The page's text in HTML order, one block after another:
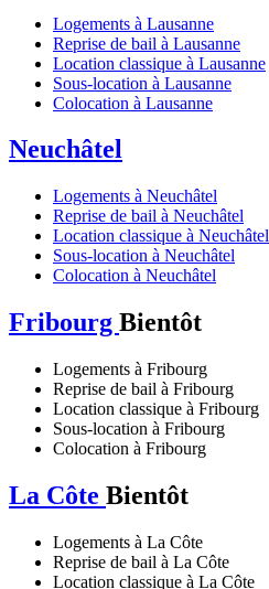
Logements à Lausanne
Reprise de bail à Lausanne
Location classique à Lausanne
Sous-location à Lausanne
Colocation à Lausanne
Neuchâtel
Logements à Neuchâtel
Reprise de bail à Neuchâtel
Location classique à Neuchâtel
Sous-location à Neuchâtel
Colocation à Neuchâtel
Fribourg Bientôt
Logements à Fribourg
Reprise de bail à Fribourg
Location classique à Fribourg
Sous-location à Fribourg
Colocation à Fribourg
La Côte Bientôt
Logements à La Côte
Reprise de bail à La Côte
Location classique à La Côte